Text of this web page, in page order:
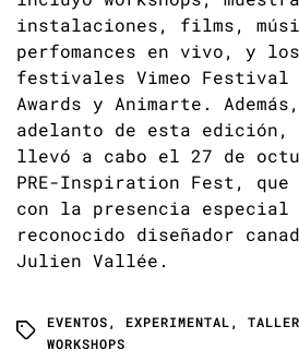
instalaciones, films,
perfomances en vivo, y los
festivales Vimeo Festival
Awards y Animarte.
adelanto de esta edición,
llevó a cabo el 27 de
PRE-Inspiration Fest, que
con la presencia especial
reconocido diseñador
Julien Vallée.
EVENTOS, EXPERIMENTAL,
WORKSHOPS